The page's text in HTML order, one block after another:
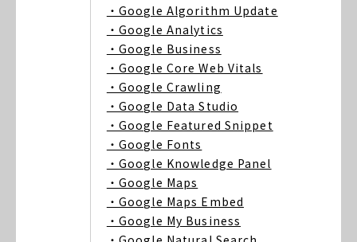
・Google Algorithm Update
・Google Analytics
・Google Business
・Google Core Web Vitals
・Google Crawling
・Google Data Studio
・Google Featured Snippet
・Google Fonts
・Google Knowledge Panel
・Google Maps
・Google Maps Embed
・Google My Business